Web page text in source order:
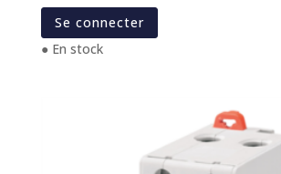
Se connecter
● En stock